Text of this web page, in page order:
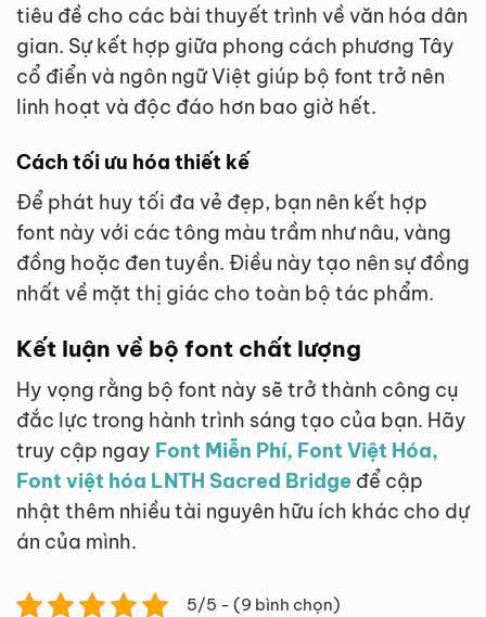
tiêu đề cho các bài thuyết trình về văn hóa dân
gian. Sự kết hợp giữa phong cách phương Tây
cổ điển và ngôn ngữ Việt giúp bộ font trở nên
linh hoạt và độc đáo hơn bao giờ hết.
Cách tối ưu hóa thiết kế
Để phát huy tối đa vẻ đẹp, bạn nên kết hợp
font này với các tông màu trầm như nâu, vàng
đồng hoặc đen tuyền. Điều này tạo nên sự đồng
nhất về mặt thị giác cho toàn bộ tác phẩm.
Kết luận về bộ font chất lượng
Hy vọng rằng bộ font này sẽ trở thành công cụ
đắc lực trong hành trình sáng tạo của bạn. Hãy
truy cập ngay Font Miễn Phí, Font Việt Hóa,
Font việt hóa LNTH Sacred Bridge để cập
nhật thêm nhiều tài nguyên hữu ích khác cho dự
án của mình.
5/5 - (9 bình chọn)